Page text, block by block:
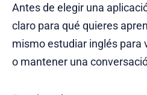
Antes de elegir una
claro para qué quieres
mismo estudiar inglés para
o mantener una